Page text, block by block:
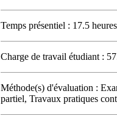
Temps présentiel : 17.5 heures
Charge de travail étudiant :
Méthode(s) d'évaluation :
partiel, Travaux pratiques